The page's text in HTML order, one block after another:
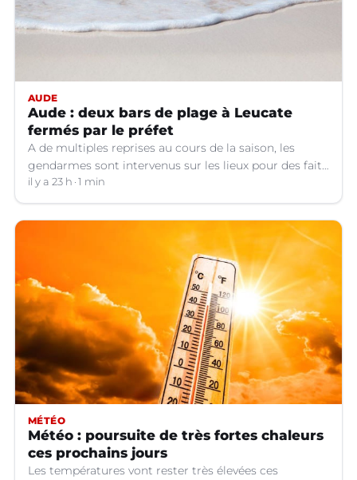
AUDE
Aude : deux bars de plage à Leucate
fermés par le préfet
A de multiples reprises au cours de la saison, les
gendarmes sont intervenus sur les lieux pour des faits
de violences, de consommation d'alcool, de rixes, de
tapage, de stationnement...
il y a 23 h 1 min
MÉTÉO
Météo : poursuite de très fortes chaleurs
ces prochains jours
Les températures vont rester très élevées ces